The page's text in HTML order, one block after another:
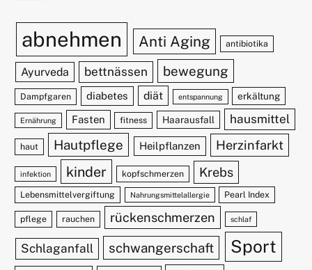
abnehmen Anti Aging antibiotika
Ayurveda bettnässen bewegung
Dampfgaren diabetes diät entspannung erkältung
Ernährung Fasten fitness Haarausfall hausmittel
haut Hautpflege Heilpflanzen Herzinfarkt
infektion kinder kopfschmerzen Krebs
Lebensmittelvergiftung Nahrungsmittelallergie Pearl Index
pflege rauchen rückenschmerzen schlaf
Schlaganfall schwangerschaft Sport